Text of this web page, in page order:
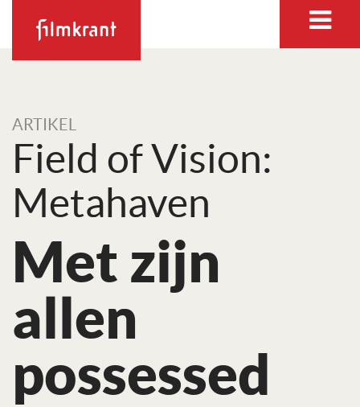
ARTIKEL
Field of Vision:
Metahaven
Met zijn
allen
possessed